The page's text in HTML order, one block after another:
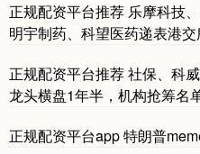
沪深300 4694.44
正规配资平台推荐 乐摩科技
明宇制药、科望医药递表港
正规配资平台推荐 社保、科
龙头横盘1年半，机构抢筹名
正规配资平台app 特朗普